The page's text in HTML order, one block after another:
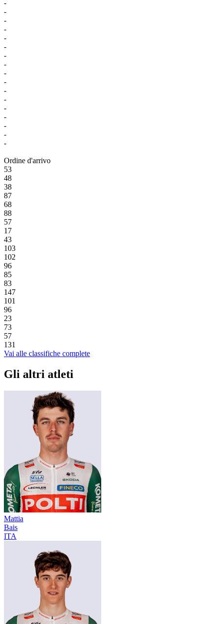
-
-
-
-
-
-
-
-
-
-
-
-
-
-
-
-
-
Ordine d'arrivo
53
48
38
87
68
88
57
17
43
103
102
96
85
83
147
101
96
23
73
57
131
Vai alle classifiche complete
Gli altri atleti
Mattia
Bais
ITA